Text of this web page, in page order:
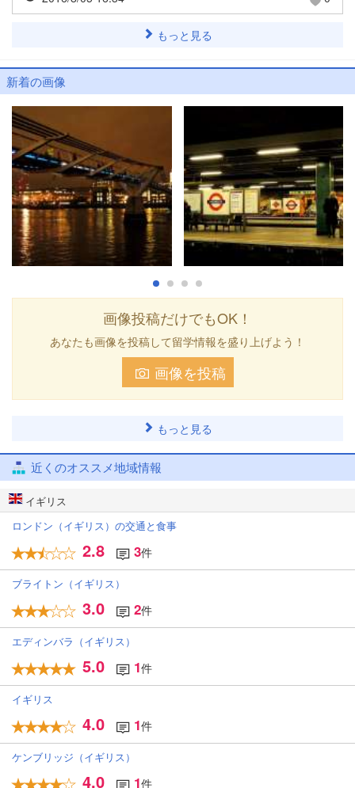
もっと見る
新着の画像
画像投稿だけでもOK！
あなたも画像を投稿して留学情報を盛り上げよう！
画像を投稿
もっと見る
近くのオススメ地域情報
イギリス
ロンドン（イギリス）の交通と食事
2.8 3件
ブライトン（イギリス）
3.0 2件
エディンバラ（イギリス）
5.0 1件
イギリス
4.0 1件
ケンブリッジ（イギリス）
4.0 1件